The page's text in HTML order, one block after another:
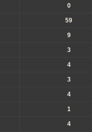
0
59
9
3
4
3
4
1
4